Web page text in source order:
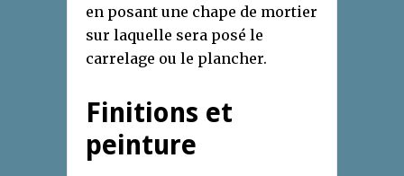
en posant une chape de mortier
sur laquelle sera posé le
carrelage ou le plancher.
Finitions et
peinture